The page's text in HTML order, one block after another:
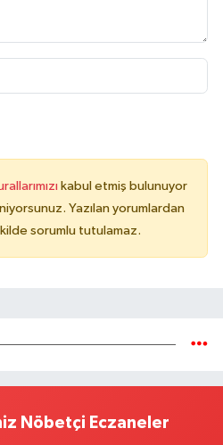
kabul etmiş bulunuyor
Yazılan yorumlardan
sorumlu tutulamaz.
Nöbetçi Eczaneler